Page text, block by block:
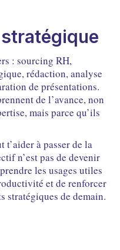
: sourcing RH,
rédaction, analyse
de présentations.
de l’avance, non
mais parce qu’ils
t’aider à passer de la
n’est pas de devenir
les usages utiles
et de renforcer
stratégiques de demain.